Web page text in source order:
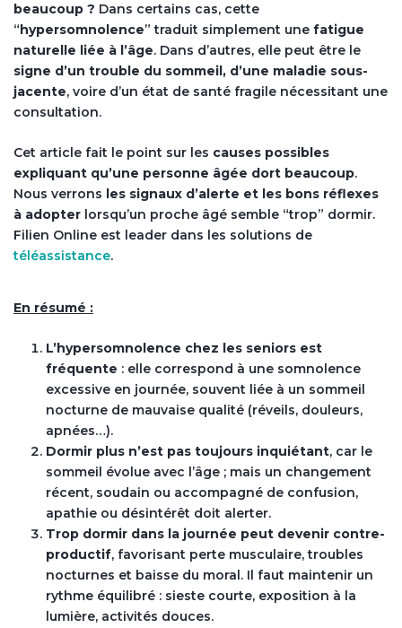
beaucoup ? Dans certains cas, cette
“ hypersomnolence” traduit simplement une fatigue
naturelle liée à l’âge. Dans d’autres, elle peut être le
signe d’un trouble du sommeil, d’une maladie sous-
jacente, voire d’un état de santé fragile nécessitant une
consultation.
Cet article fait le point sur les causes possibles
expliquant qu’une personne âgée dort beaucoup.
Nous verrons les signaux d’alerte et les bons réflexes
à adopter lorsqu’un proche âgé semble “trop” dormir.
Filien Online est leader dans les solutions de
téléassistance.
En résumé :
L’hypersomnolence chez les seniors est
fréquente : elle correspond à une somnolence
excessive en journée, souvent liée à un sommeil
nocturne de mauvaise qualité (réveils, douleurs,
apnées…).
Dormir plus n’est pas toujours inquiétant, car le
sommeil évolue avec l’âge ; mais un changement
récent, soudain ou accompagné de confusion,
apathie ou désintérêt doit alerter.
Trop dormir dans la journée peut devenir contre-
productif, favorisant perte musculaire, troubles
nocturnes et baisse du moral. Il faut maintenir un
rythme équilibré : sieste courte, exposition à la
lumière, activités douces.